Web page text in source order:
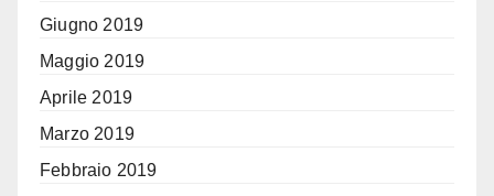
Giugno 2019
Maggio 2019
Aprile 2019
Marzo 2019
Febbraio 2019